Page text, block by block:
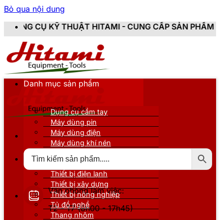
Bỏ qua nội dung
HITAMI - CUNG CẤP SẢN PHẨM CHÍNH HÃNG,
Văn phòng làm việc:
T2 - T7 (8h00 - 17h45)
Danh mục sản phẩm
Dụng cụ cầm tay
Máy dùng pin
Máy dùng điện
Máy dùng khí nén
Thiết bị nâng đỡ
Thiết bị điện lạnh
Thiết bị xây dựng
Thiết bị nông nghiệp
Tủ đồ nghề
Thang nhôm